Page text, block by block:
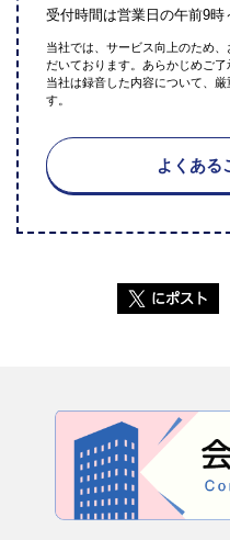
受付時間は営業日の午前9時
当社では、サービス向上のため
だいております。あらかじめご了
当社は録音した内容について、
す。
よくある